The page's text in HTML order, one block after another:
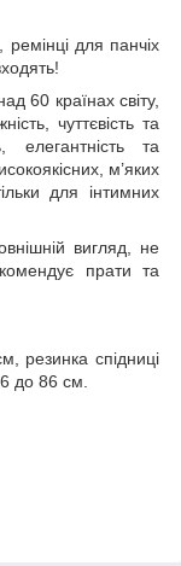
ремінці для панчіх
60 країнах світу,
чуттєвість та
елегантність та
м’яких
для інтимних
вигляд, не
прати та
резинка спідниці
до 86 см.